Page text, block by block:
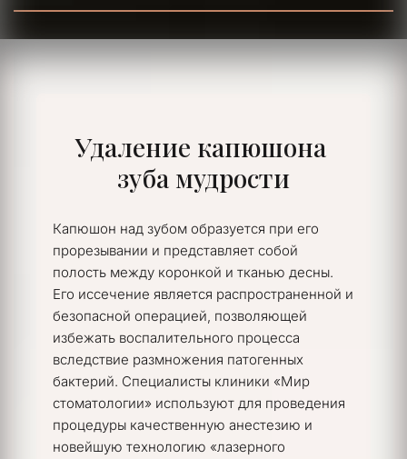
Удаление капюшона
зуба мудрости
Капюшон над зубом образуется при его
прорезывании и представляет собой
полость между коронкой и тканью десны.
Его иссечение является распространенной и
безопасной операцией, позволяющей
избежать воспалительного процесса
вследствие размножения патогенных
бактерий. Специалисты клиники «Мир
стоматологии» используют для проведения
процедуры качественную анестезию и
новейшую технологию «лазерного